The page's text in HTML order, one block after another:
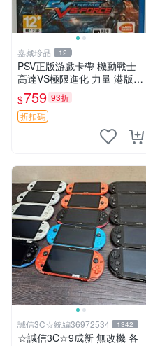
嘉藏珍品 12
PSV正版游戲卡帶 機動戰士
高達VS極限進化 力量 港版中
文 盒裝全新未開封，支持所
有日版，港版或其他地區的P
SV游戲機主機，（除外），
$759 93折
折扣碼
誠信3C☆統編36972534 1342
☆誠信3C☆9成新 無改機 各